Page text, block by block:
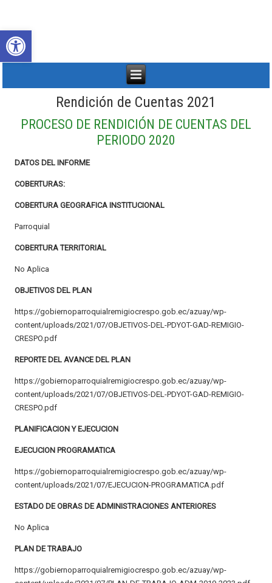
Rendición de Cuentas 2021
PROCESO DE RENDICIÓN DE CUENTAS DEL
PERIODO 2020
DATOS DEL INFORME
COBERTURAS:
COBERTURA GEOGRAFICA INSTITUCIONAL
Parroquial
COBERTURA TERRITORIAL
No Aplica
OBJETIVOS DEL PLAN
https://gobiernoparroquialremigiocrespo.gob.ec/azuay/wp-
content/uploads/2021/07/OBJETIVOS-DEL-PDYOT-GAD-REMIGIO-
CRESPO.pdf
REPORTE DEL AVANCE DEL PLAN
https://gobiernoparroquialremigiocrespo.gob.ec/azuay/wp-
content/uploads/2021/07/OBJETIVOS-DEL-PDYOT-GAD-REMIGIO-
CRESPO.pdf
PLANIFICACION Y EJECUCION
EJECUCION PROGRAMATICA
https://gobiernoparroquialremigiocrespo.gob.ec/azuay/wp-
content/uploads/2021/07/EJECUCION-PROGRAMATICA.pdf
ESTADO DE OBRAS DE ADMINISTRACIONES ANTERIORES
No Aplica
PLAN DE TRABAJO
https://gobiernoparroquialremigiocrespo.gob.ec/azuay/wp-
Abrir barra de herramientas